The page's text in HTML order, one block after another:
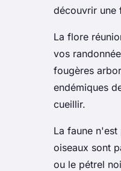
découvrir une
La flore
vos
fougères
endémiques
cueillir.
La faune
oiseaux sont
ou le pétrel